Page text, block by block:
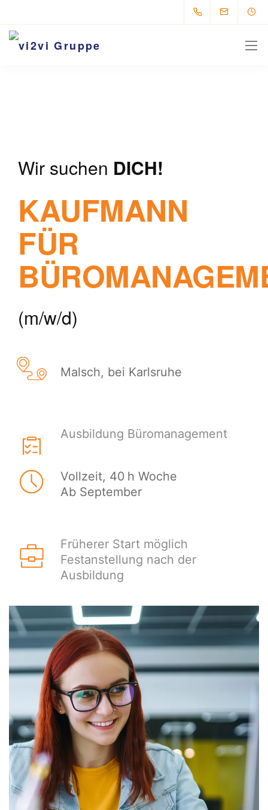
Wir suchen DICH!
KAUFMANN
FÜR
(m/w/d)
Malsch, bei Karlsruhe
Ausbildung Büromanagement
Vollzeit, 40 h Woche
Ab September
Früherer Start möglich
Festanstellung nach der
Ausbildung